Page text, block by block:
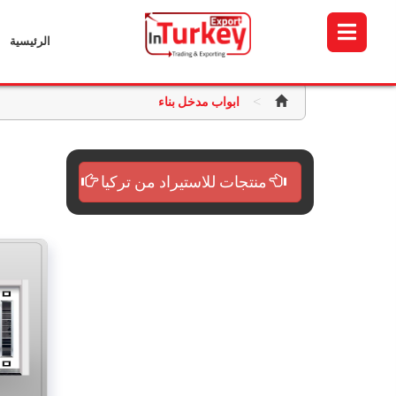
الرئيسية
> ابواب مدخل بناء
منتجات للاستيراد من تركيا